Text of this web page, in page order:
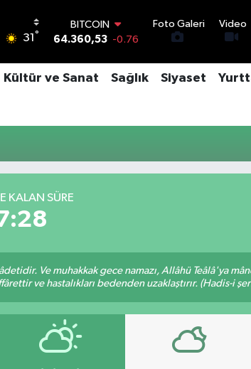
31°
BITCOIN
64.360,53 -0.76
EURO
64,1897 0.02
6618.49 2.12
BİST100
Foto Galeri Video
Kültür ve Sanat Sağlık Siyaset
KALAN SÜRE
Ve muhakkak gece namazı, Allâhü Teâlâ'ya
ve hastalıkları bedenden uzaklaştırır. (Hadis-i